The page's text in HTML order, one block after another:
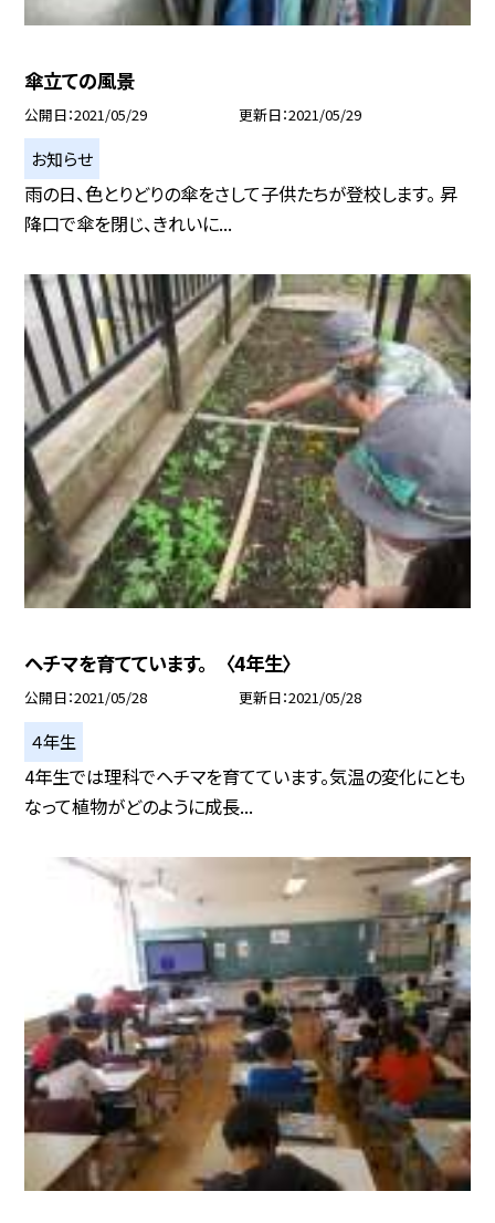
傘立ての風景
公開日 2021/05/29 更新日 2021/05/29
お知らせ
雨の日、色とりどりの傘をさして子供たちが登校します。 昇
降口で傘を閉じ、きれいに...
ヘチマを育てています。 〈4年生〉
公開日 2021/05/28 更新日 2021/05/28
４年生
4年生では理科でヘチマを育てています。気温の変化にとも
なって植物がどのように成長...